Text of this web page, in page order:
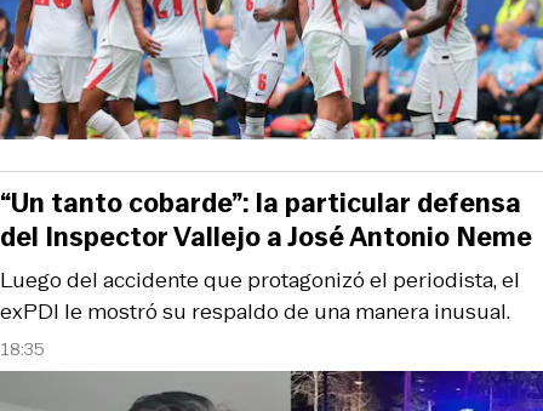
18:35
Luego del accidente que protagonizó el periodista, el
exPDI le mostró su respaldo de una manera inusual.
“Un tanto cobarde”: la particular defensa
del Inspector Vallejo a José Antonio Neme